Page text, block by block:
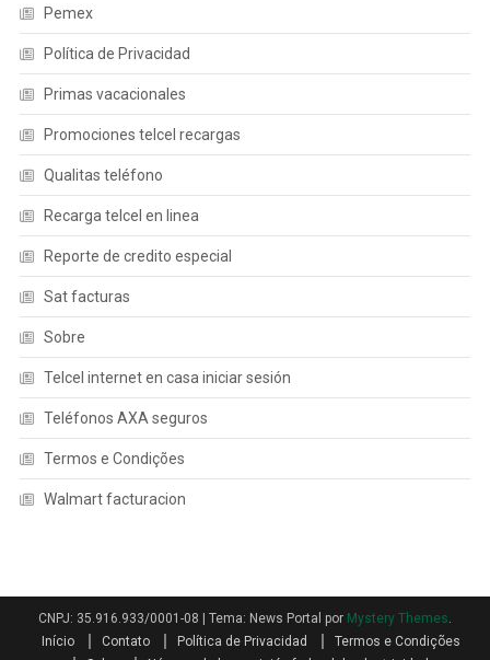
Pemex
Política de Privacidad
Primas vacacionales
Promociones telcel recargas
Qualitas teléfono
Recarga telcel en linea
Reporte de credito especial
Sat facturas
Sobre
Telcel internet en casa iniciar sesión
Teléfonos AXA seguros
Termos e Condições
Walmart facturacion
CNPJ: 35.916.933/0001-08 Tema: News Portal por Mystery Themes.
Início
Contato Política de Privacidad
Termos e Condições